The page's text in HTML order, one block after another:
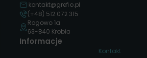
kontakt@grefio.pl
(+48) 512 072 315
Rogowo 1a
63-840 Krobia
Informacje
Kontakt